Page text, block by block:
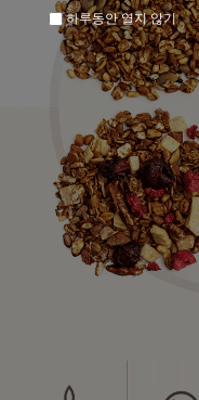
하루동안 열지 않기